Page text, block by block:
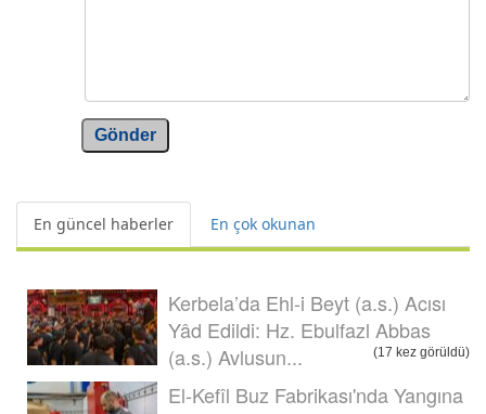
Gönder
En güncel haberler En çok okunan
Kerbela’da Ehl-i Beyt (a.s.) Acısı
Yâd Edildi: Hz. Ebulfazl Abbas
(a.s.) Avlusun...
(17 kez görüldü)
El-Kefîl Buz Fabrikası'nda Yangına